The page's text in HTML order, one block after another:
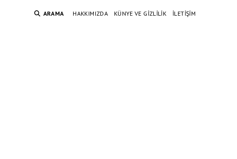
ARAMA HAKKIMIZDA KÜNYE VE GIZLILIK İLETIŞIM